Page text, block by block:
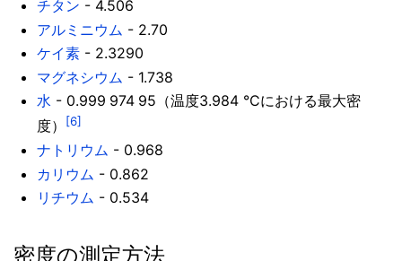
チタン - 4.506
アルミニウム - 2.70
ケイ素- 2.3290
マグネシウム - 1.738
水 - 0.999 974 95 （温度3.984 °Cにおける最大密
度）
[6]
ナトリウム - 0.968
カリウム - 0.862
リチウム - 0.534
密度の測定方法